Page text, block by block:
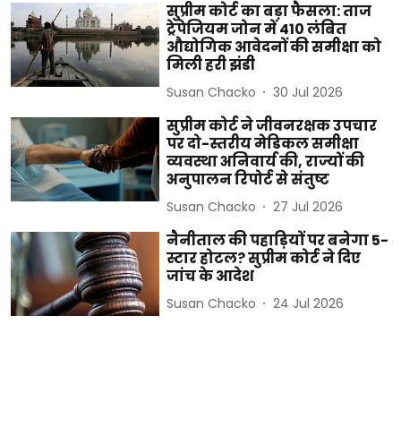
सुप्रीम कोर्ट का बड़ा फैसला: ताज
ट्रेपेजियम जोन में 410 लंबित
औद्योगिक आवेदनों की समीक्षा को
मिली हरी झंडी
Susan Chacko 30 Jul 2026
सुप्रीम कोर्ट ने जीवनरक्षक उपचार
पर दो-स्तरीय मेडिकल समीक्षा
व्यवस्था अनिवार्य की, राज्यों की
अनुपालन रिपोर्ट से संतुष्ट
Susan Chacko 27 Jul 2026
नैनीताल की पहाड़ियों पर बनेगा 5-
स्टार होटल? सुप्रीम कोर्ट ने दिए
जांच के आदेश
Susan Chacko 24 Jul 2026